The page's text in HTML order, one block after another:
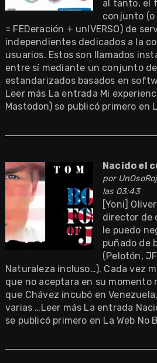
al tanto, el
conjunto (o
= FEDeración + unIVERSO) de
independientes dedicados a la
usuarios. Estos son llamados
entre sí mediante un conjunto
estandarizados basados en
Leer más La entrada Mi
Mastodon) se publicó primero en
Nacido el
por
las 03:43
[Yoni]
director de
le puedo
puñado de
(Pelotón,
Naturaleza incluso…). Cada vez
que no aceptara en su momento
que Chávez incubó en
varias …Leer más La entrada
se publicó primero en La Web No